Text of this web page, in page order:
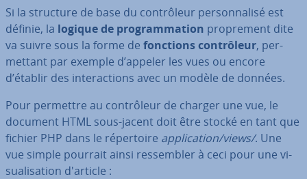
Si la structure de base du con­trô­leur per­son­na­lisé est
définie, la logique de pro­gram­ma­tion pro­pre­ment dite
va suivre sous la forme de fonctions con­trô­leur, per­
met­tant par exemple d’appeler les vues ou encore
d’établir des in­te­rac­tions avec un modèle de données.
Pour permettre au con­trô­leur de charger une vue, le
document HTML sous-jacent doit être stocké en tant que
fichier PHP dans le ré­per­toire ap­pli­ca­tion/views/. Une
vue simple pourrait ainsi res­sem­bler à ceci pour une vi­
sua­li­sa­tion d'article :